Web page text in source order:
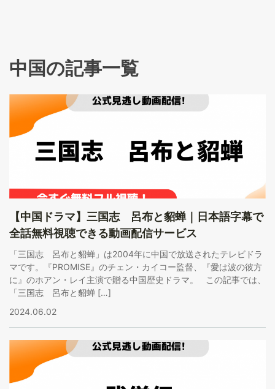
中国の記事一覧
【中国ドラマ】三国志 呂布と貂蝉｜日本語字幕で
全話無料視聴できる動画配信サービス
「三国志 呂布と貂蝉」は2004年に中国で放送されたテレビドラ
マです。『PROMISE』のチェン・カイコー監督、『愛は波の彼方
に』のホアン・レイ主演で贈る中国歴史ドラマ。 この記事では、
「三国志 呂布と貂蝉 […]
2024.06.02